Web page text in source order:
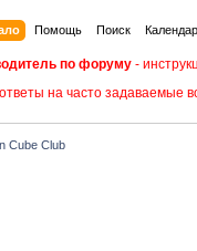
Помощь Поиск
по форуму -
на часто задаваемые
Cube Club